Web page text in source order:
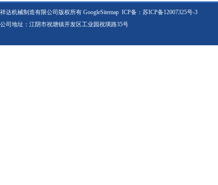
祥达机械制造有限公司版权所有 GoogleSitemap ICP备： 苏ICP备12007325号-3
公司地址：江阴市祝塘镇开发区工业园祝璜路35号